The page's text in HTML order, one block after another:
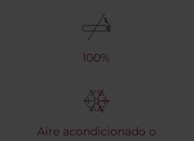
100%
Aire acondicionado o